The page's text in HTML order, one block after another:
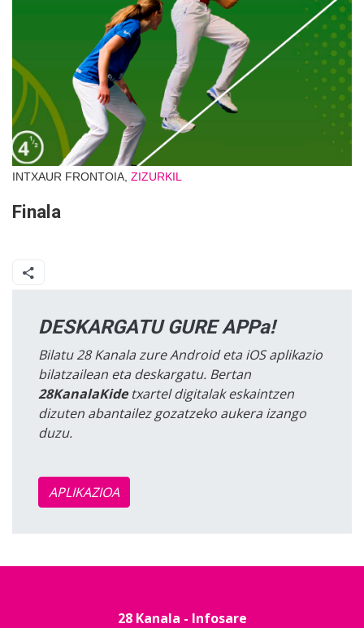
INTXAUR FRONTOIA, ZIZURKIL
Finala
DESKARGATU GURE APPa!
Bilatu 28 Kanala zure Android eta iOS aplikazio
bilatzailean eta deskargatu. Bertan
28KanalaKidetxartel digitalak eskaintzen
dizuten abantailez gozatzeko aukera izango
duzu.
APLIKAZIOA
28 Kanala - Infosare